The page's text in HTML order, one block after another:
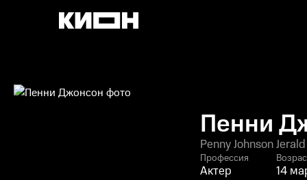
Пенни
Penny Johnson Jerald
Профессия
Актер 14